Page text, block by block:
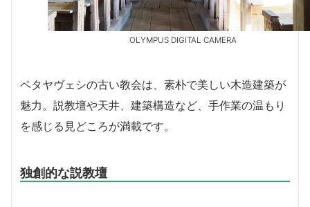
OLYMPUS DIGITAL CAMERA
ペタヤヴェシの古い教会は、素朴で美しい木造建築が
魅力。説教壇や天井、建築構造など、手作業の温もり
を感じる見どころが満載です。
独創的な説教壇